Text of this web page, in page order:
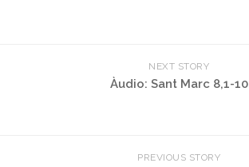
NEXT STORY
Àudio: Sant Marc 8,1-10
PREVIOUS STORY